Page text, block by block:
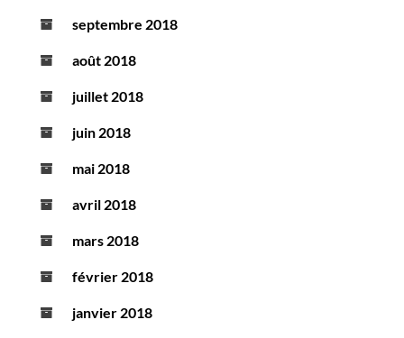
septembre 2018
août 2018
juillet 2018
juin 2018
mai 2018
avril 2018
mars 2018
février 2018
janvier 2018